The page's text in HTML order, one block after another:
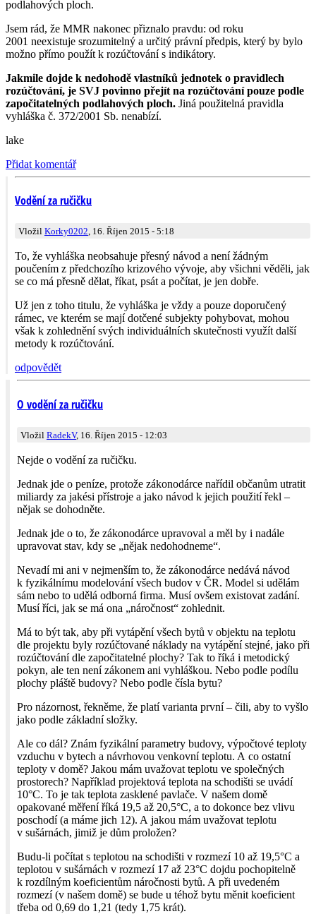
podlahových ploch.
Jsem rád, že MMR nakonec přiznalo pravdu: od roku
2001 neexistuje srozumitelný a určitý právní předpis, který by bylo
možno přímo použít k rozúčtování s indikátory.
Jakmile dojde k nedohodě vlastníků jednotek o pravidlech
rozúčtování, je SVJ povinno přejít na rozúčtování pouze podle
započitatelných podlahových ploch. Jiná použitelná pravidla
vyhláška č. 372/2001 Sb. nenabízí.
lake
Přidat komentář
Vodění za ručičku
Vložil Korky0202, 16. Říjen 2015 - 5:18
To, že vyhláška neobsahuje přesný návod a není žádným
poučením z předchozího krizového vývoje, aby všichni věděli, jak
se co má přesně dělat, říkat, psát a počítat, je jen dobře.
Už jen z toho titulu, že vyhláška je vždy a pouze doporučený
rámec, ve kterém se mají dotčené subjekty pohybovat, mohou
však k zohlednění svých individuálních skutečnosti využít další
metody k rozúčtování.
odpovědět
O vodění za ručičku
Vložil RadekV, 16. Říjen 2015 - 12:03
Nejde o vodění za ručičku.
Jednak jde o peníze, protože zákonodárce nařídil občanům utratit
miliardy za jakési přístroje a jako návod k jejich použití řekl –
nějak se dohodněte.
Jednak jde o to, že zákonodárce upravoval a měl by i nadále
upravovat stav, kdy se „nějak nedohodneme“.
Nevadí mi ani v nejmenším to, že zákonodárce nedává návod
k fyzikálnímu modelování všech budov v ČR. Model si udělám
sám nebo to udělá odborná firma. Musí ovšem existovat zadání.
Musí říci, jak se má ona „náročnost“ zohlednit.
Má to být tak, aby při vytápění všech bytů v objektu na teplotu
dle projektu byly rozúčtované náklady na vytápění stejné, jako při
rozúčtování dle započitatelné plochy? Tak to říká i metodický
pokyn, ale ten není zákonem ani vyhláškou. Nebo podle podílu
plochy pláště budovy? Nebo podle čísla bytu?
Pro názornost, řekněme, že platí varianta první – čili, aby to vyšlo
jako podle základní složky.
Ale co dál? Znám fyzikální parametry budovy, výpočtové teploty
vzduchu v bytech a návrhovou venkovní teplotu. A co ostatní
teploty v domě? Jakou mám uvažovat teplotu ve společných
prostorech? Například projektová teplota na schodišti se uvádí
10°C. To je tak teplota zasklené pavlače. V našem domě
opakované měření říká 19,5 až 20,5°C, a to dokonce bez vlivu
poschodí (a máme jich 12). A jakou mám uvažovat teplotu
v sušárnách, jimiž je dům proložen?
Budu-li počítat s teplotou na schodišti v rozmezí 10 až 19,5°C a
teplotou v sušárnách v rozmezí 17 až 23°C dojdu pochopitelně
k rozdílným koeficientům náročnosti bytů. A při uvedeném
rozmezí (v našem domě) se bude u téhož bytu měnit koeficient
třeba od 0,69 do 1,21 (tedy 1,75 krát).